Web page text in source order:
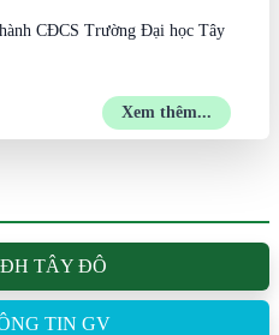
CĐCS Trường Đại học Tây
Xem thêm...
TÂY ĐÔ
TIN GV